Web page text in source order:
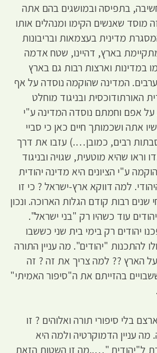
בתפיסה ובמושגים בהם אתה
מוסד שאנשים הקימו ומנהלים אותו
מדינית בעצמאות ובריבונות
בארץ, דהיינו, שטח אדמה
במדינות וארצות רבות גם בארץ
והערבים. המדינה שהוקמה נוסדה על אף
האורתודוכסית ובניגוד מוחלט
על אפם וחמתם נוסדה המדינה ע"י
אתה ושכמותך חיים כאן כי סביי
רבים, כמובן….) עזבו את דרך
וראו שהיא מוטעית, שגויה ובניגוד
ע"י הציונים היא מדינה יהודית
למה דווקא ארץ-ישראל ? כי זו
רבות קודם הגלות הארוכה. ונכון
עוד כשהיו רק "בני ישראל".
יהודים רק בימי בית שני כששבו
להתכנות "יהודים". מה עניין התורה
על הארץ ?? למה צריך את זה ? זה
בהזייתם את ה"סיפור האמיתי"
בלי סיפורי תורה ואלוהים ? זו
מה עניין הדמוקרטיה ולמה היא
ל"יהודית "…..מה זו השטות הזאת